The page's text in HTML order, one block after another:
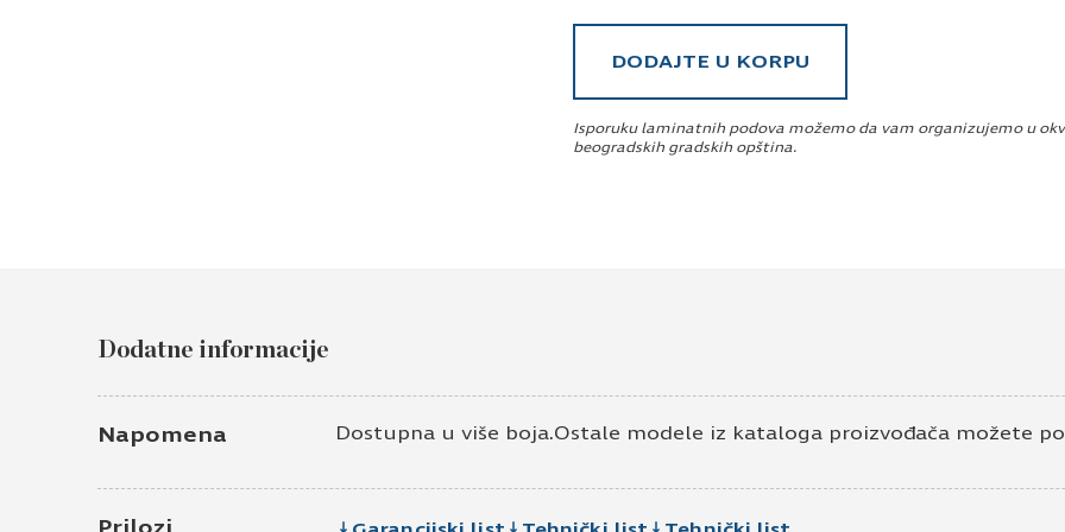
DODAJTE U KORPU
Isporuku laminatnih podova možemo da vam organizujemo u
beogradskih gradskih opština.
Dodatne informacije
Napomena Dostupna u više boja.Ostale modele iz kataloga proizvođača možete